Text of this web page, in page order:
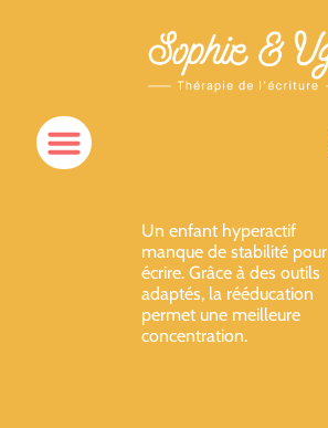
Un enfant hyperactif
manque de stabilité pour
écrire. Grâce à des outils
adaptés, la rééducation
permet une meilleure
concentration.